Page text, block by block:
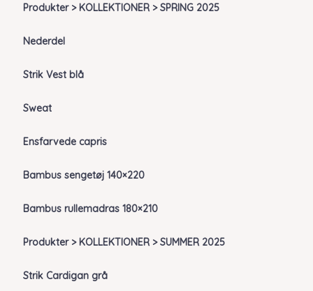
Produkter > KOLLEKTIONER > SPRING 2025
Nederdel
Strik Vest blå
Sweat
Ensfarvede capris
Bambus sengetøj 140×220
Bambus rullemadras 180×210
Produkter > KOLLEKTIONER > SUMMER 2025
Strik Cardigan grå